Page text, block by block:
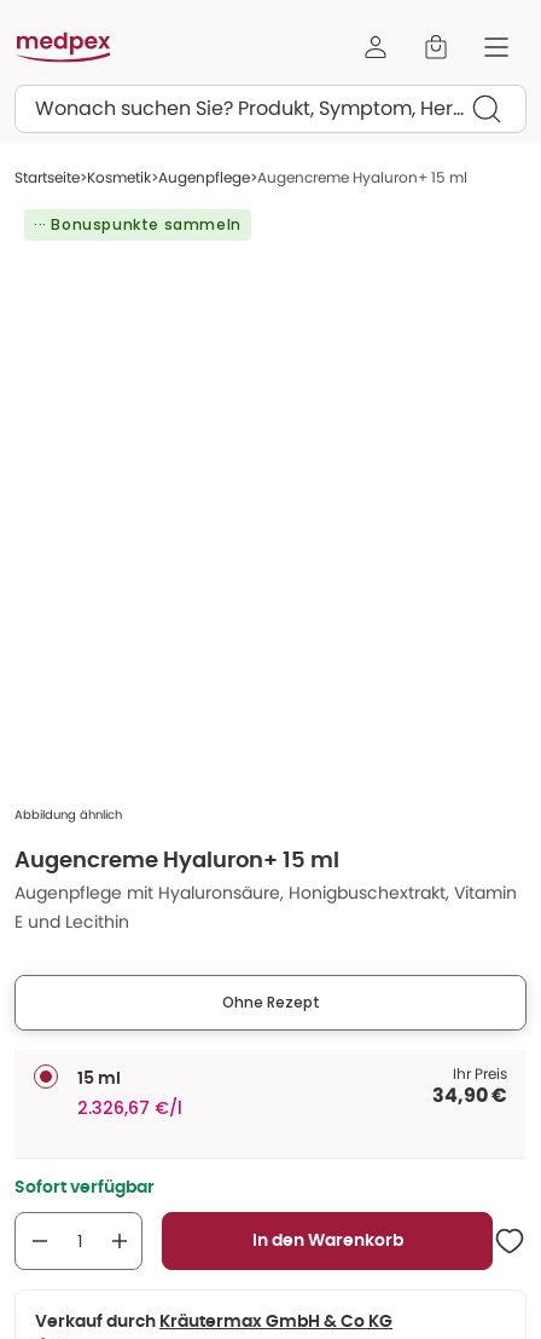
Suchen
Startseite Kosmetik Augenpflege Augencreme Hyaluron+ 15 ml
··· Bonuspunkte sammeln
Abbildung ähnlich
Augencreme Hyaluron+ 15 ml
Augenpflege mit Hyaluronsäure, Honigbuschextrakt, Vitamin
E und Lecithin
Ohne Rezept
15 ml
2.326,67 €/l
Ihr Preis
34,90 €
Sofort verfügbar
In den Warenkorb
Verkauf durch Kräutermax GmbH & Co KG